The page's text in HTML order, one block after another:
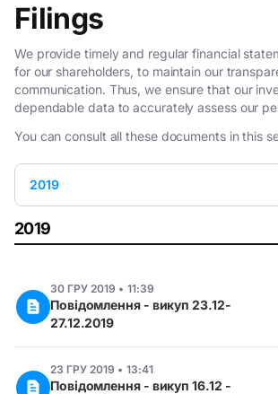
Filings
We provide timely and regular financial
for our shareholders, to maintain our
communication. Thus, we ensure that our
dependable data to accurately assess our
You can consult all these documents in this
2019
2019
30 ГРУ 2019 • 11:39
Повідомлення - викуп 23.12-
27.12.2019
23 ГРУ 2019 • 13:41
Повідомлення - викуп 16.12 -